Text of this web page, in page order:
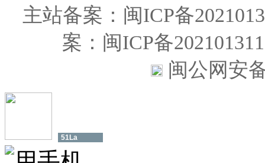
主站备案：闽ICP备
案：闽ICP备
闽公网安
51La